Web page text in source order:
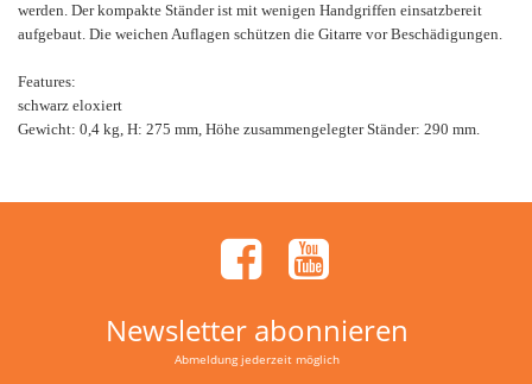
werden. Der kompakte Ständer ist mit wenigen Handgriffen einsatzbereit
aufgebaut. Die weichen Auflagen schützen die Gitarre vor Beschädigungen.
Features:
schwarz eloxiert
Gewicht: 0,4 kg, H: 275 mm, Höhe zusammengelegter Ständer: 290 mm.
Newsletter abonnieren
Abmeldung jederzeit möglich